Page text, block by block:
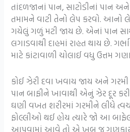
તાંદળજાનાં પાન, સાટોડીનાં પાન
તમામને વાટી તેનો લેપ કરવો. આનો
ગયેલું ગળું મટી જાય છે. એનાં પાન
લગાડવાથી દાહમાં રાહત થાય છે.
માટે કાંટાવાળી ચોલાઈ વધુ ઉત્તમ
કોઈ ઝેરી દવા ખવાય જાય અને
પાન બાફીને ખાવાથી એનું ઝેર દૂર
ઘણી વખત શરીરમાં ગરમીને લીધે
ફોલ્લીઓ થઈ હોય ત્યારે જો આ
આપવામાં આવે તો એ ખૂબ જ